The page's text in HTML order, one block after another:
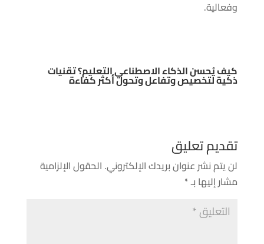
وفعالية.
كيف يُحسن الذكاء الاصطناعي التعليم؟ تقنيات
ذكية لتخصيص وتفاعل وتحول أكثر كفاءة
تقديم تعليق
لن يتم نشر عنوان بريدك الإلكتروني. الحقول الإلزامية
مشار إليها بـ*